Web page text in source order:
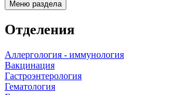
Меню раздела
Отделения
Аллергология - иммунология
Вакцинация
Гастроэнтерология
Гематология